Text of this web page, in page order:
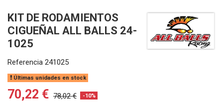
KIT DE RODAMIENTOS
CIGUEÑAL ALL BALLS 24-
1025
Referencia 241025
Últimas unidades en stock
70,22 € 78,02 € -10%